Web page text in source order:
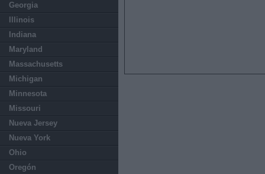
Georgia
Illinois
Indiana
Maryland
Massachusetts
Michigan
Minnesota
Missouri
Nueva Jersey
Nueva York
Ohio
Oregón